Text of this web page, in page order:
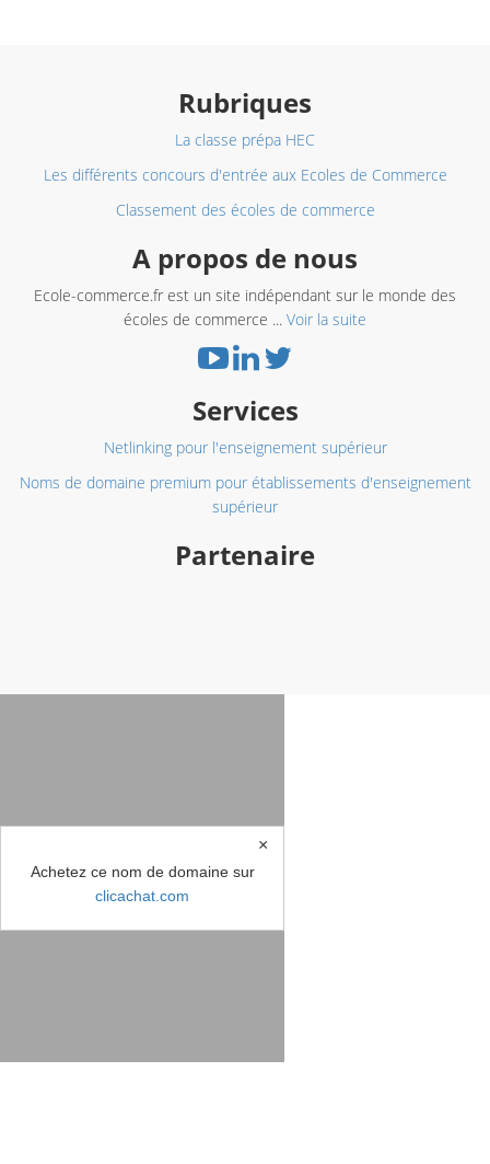
Rubriques
La classe prépa HEC
Les différents concours d'entrée aux Ecoles de Commerce
Classement des écoles de commerce
A propos de nous
Ecole-commerce.fr est un site indépendant sur le monde des
écoles de commerce ... Voir la suite
Services
Netlinking pour l'enseignement supérieur
Noms de domaine premium pour établissements d'enseignement
supérieur
Partenaire
×
Achetez ce nom de domaine sur
clicachat.com